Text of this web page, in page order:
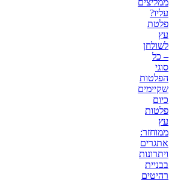
ממליצים
עליו?
פלטת
עץ
לשולחן
– כל
סוגי
הפלטות
שקיימים
כיום
פלטות
עץ
ממוחזר:
אתגרים
ויתרונות
בבניית
רהיטים